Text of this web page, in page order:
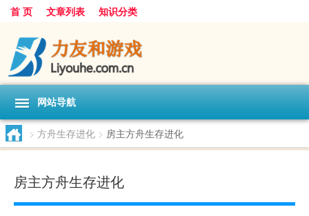
首 页 文章列表 知识分类
网站导航
> 方舟生存进化 > 房主方舟生存进化
房主方舟生存进化